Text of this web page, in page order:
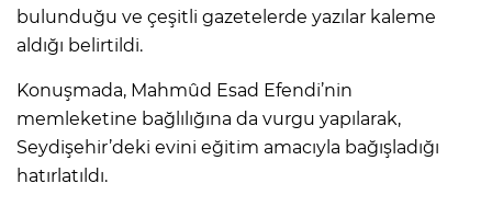
bulunduğu ve çeşitli gazetelerde yazılar kaleme
aldığı belirtildi.
Konuşmada, Mahmûd Esad Efendi’nin
memleketine bağlılığına da vurgu yapılarak,
Seydişehir’deki evini eğitim amacıyla bağışladığı
hatırlatıldı.